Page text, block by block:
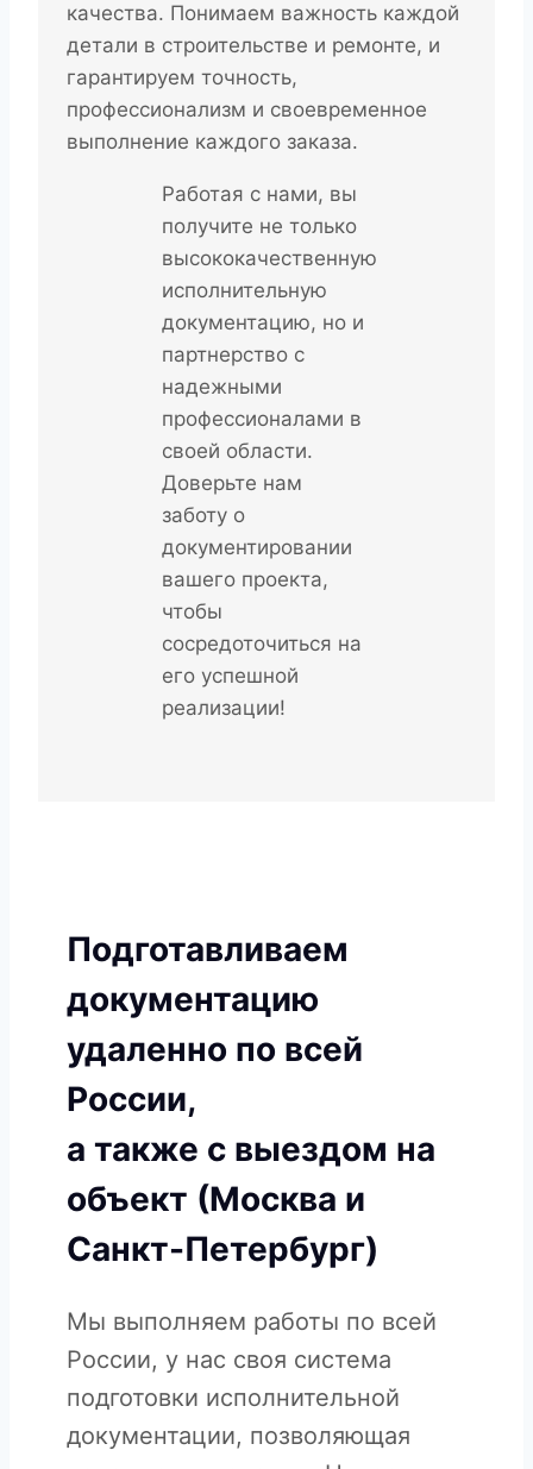
качества. Понимаем важность каждой
детали в строительстве и ремонте, и
гарантируем точность,
профессионализм и своевременное
выполнение каждого заказа.
Работая с нами, вы
получите не только
высококачественную
исполнительную
документацию, но и
партнерство с
надежными
профессионалами в
своей области.
Доверьте нам
заботу о
документировании
вашего проекта,
чтобы
сосредоточиться на
его успешной
реализации!
Подготавливаем
документацию
удаленно по всей
России,
а также с выездом на
объект (Москва и
Санкт-Петербург)
Мы выполняем работы по всей
России, у нас своя система
подготовки исполнительной
документации, позволяющая